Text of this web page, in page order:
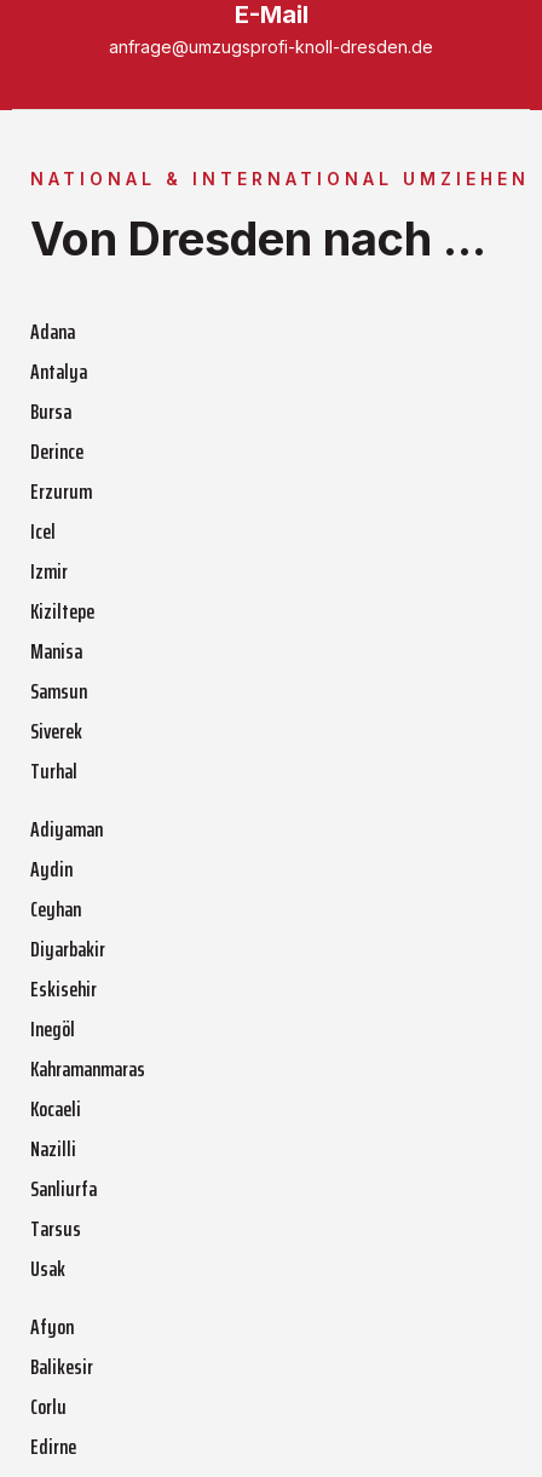
E-Mail
anfrage@umzugsprofi-knoll-dresden.de
NATIONAL & INTERNATIONAL UMZIEHEN
Von Dresden nach ...
Adana
Antalya
Bursa
Derince
Erzurum
Icel
Izmir
Kiziltepe
Manisa
Samsun
Siverek
Turhal
Adiyaman
Aydin
Ceyhan
Diyarbakir
Eskisehir
Inegöl
Kahramanmaras
Kocaeli
Nazilli
Sanliurfa
Tarsus
Usak
Afyon
Balikesir
Corlu
Edirne